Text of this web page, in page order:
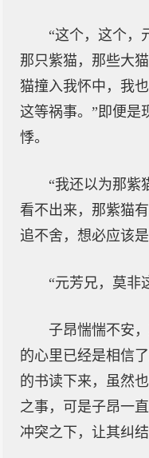
“这个，这个，
那只紫猫，那些大
猫撞入我怀中，我
这等祸事。”即便是
悸。
“我还以为那紫
看不出来，那紫猫
追不舍，想必应该
“元芳兄，莫非
子昂惴惴不安
的心里已经是相信
的书读下来，虽然
之事，可是子昂一
冲突之下，让其纠结